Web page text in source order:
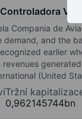
Compania de
demand, and the
earlier
revenues
(United
Tržní
0,962145744bn